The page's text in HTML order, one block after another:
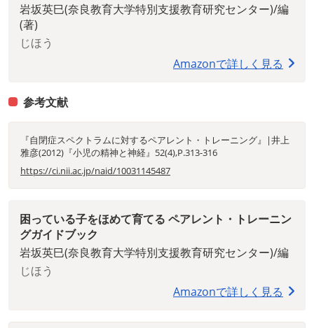
岩坂英巳(奈良教育大学特別支援教育研究センター)/編
(著)
じほう
Amazonで詳しく見る
参考文献
『自閉症スペクトラムに対するペアレント・トレーニング』|井上
雅彦(2012)『小児の精神と神経』52(4),P.313-316
https://ci.nii.ac.jp/naid/10031145487
困っている子をほめて育てる ペアレント・トレーニン
グガイドブック
岩坂英巳(奈良教育大学特別支援教育研究センター)/編
じほう
Amazonで詳しく見る